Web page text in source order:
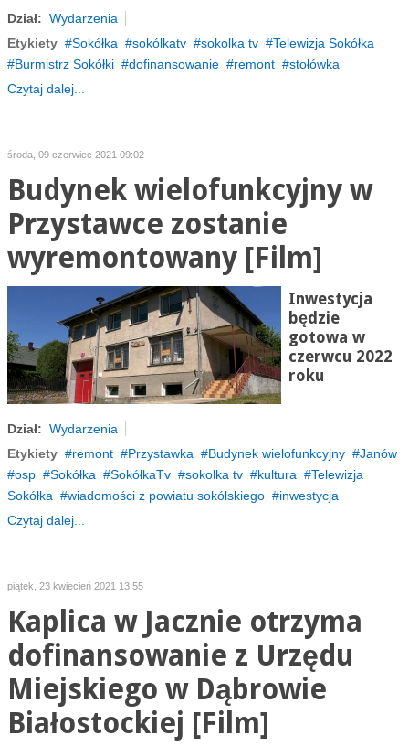
Dział: Wydarzenia
Etykiety
Sokółka sokólkatv sokolka tv
Telewizja Sokółka
Burmistrz Sokółki
dofinansowanie remont
stołówka
Czytaj dalej...
środa, 09 czerwiec 2021 09:02
Budynek wielofunkcyjny w
Przystawce zostanie
wyremontowany [Film]
Inwestycja
będzie
gotowa w
czerwcu 2022
roku
Dział: Wydarzenia
Etykiety
remont Przystawka Budynek wielofunkcyjny
Janów
osp
Sokółka SokółkaTv sokolka tv kultura
Telewizja
Sokółka
wiadomości z powiatu sokólskiego
inwestycja
Czytaj dalej...
piątek, 23 kwiecień 2021 13:55
Kaplica w Jacznie otrzyma
dofinansowanie z Urzędu
Miejskiego w Dąbrowie
Białostockiej [Film]